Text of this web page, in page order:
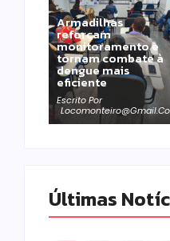
Armadilhas
reforçam
monitoramento e
tornam combate à
dengue mais
eficiente
Escrito Por
Últimas